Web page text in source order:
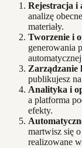
Rejestracja i
analizę
materiały.
Tworzenie i
generowania
Zarządzanie
publikujesz
Analityka i
a platforma
efekty.
martwisz się
realizowane